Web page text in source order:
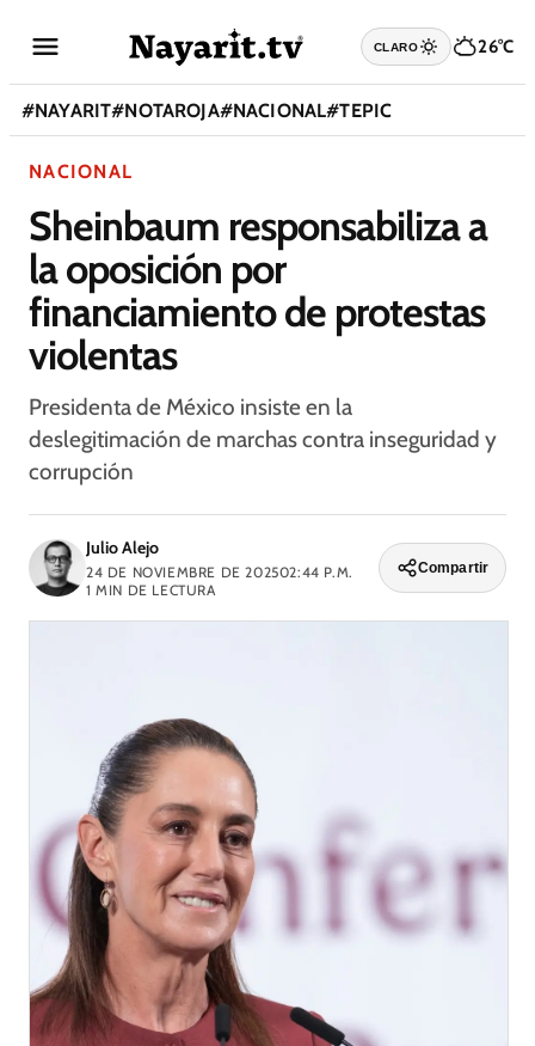
CLARO 26°C
#NAYARIT#NOTAROJA#NACIONAL#TEPIC
NACIONAL
Sheinbaum responsabiliza a
la oposición por
financiamiento de protestas
violentas
Presidenta de México insiste en la
deslegitimación de marchas contra inseguridad y
corrupción
Julio Alejo
24 DE NOVIEMBRE DE 202502:44 P.M.
1 MIN DE LECTURA
Compartir